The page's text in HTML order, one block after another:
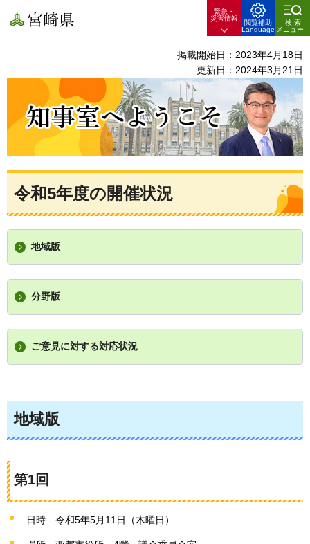
宮崎県
緊急・
災害情報
閲覧補助
Language
検索
メニュー
掲載開始日：2023年4月18日
更新日：2024年3月21日
令和5年度の開催状況
地域版
分野版
ご意見に対する対応状況
地域版
第1回
日時 令和5年5月11日（木曜日）